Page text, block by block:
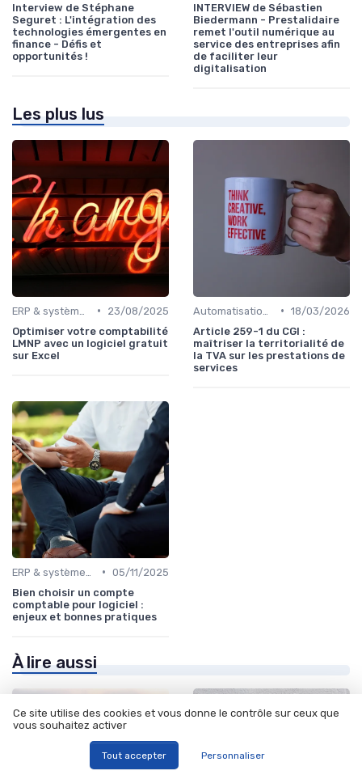
Interview de Stéphane
Seguret : L'intégration des
technologies émergentes en
finance - Défis et
opportunités !
INTERVIEW de Sébastien
Biedermann - Prestalidaire
remet l'outil numérique au
service des entreprises afin
de faciliter leur
digitalisation
Les plus lus
•
23/08/2025
Optimiser votre comptabilité
LMNP avec un logiciel gratuit
sur Excel
• 18/03/2026
Article 259-1 du CGI :
maîtriser la territorialité de
la TVA sur les prestations de
services
• 05/11/2025
Bien choisir un compte
comptable pour logiciel :
enjeux et bonnes pratiques
À lire aussi
Ce site utilise des cookies et vous donne le contrôle sur ceux que
vous souhaitez activer
Tout accepter Personnaliser